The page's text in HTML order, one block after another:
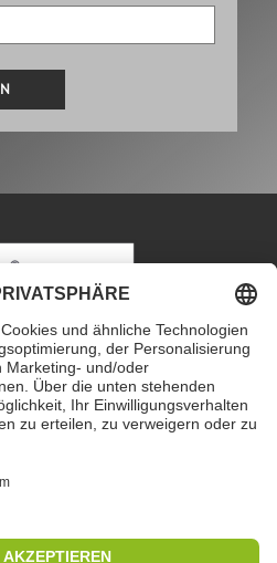
GmbH | Wüstenbuch 26
| +49 9555 80994